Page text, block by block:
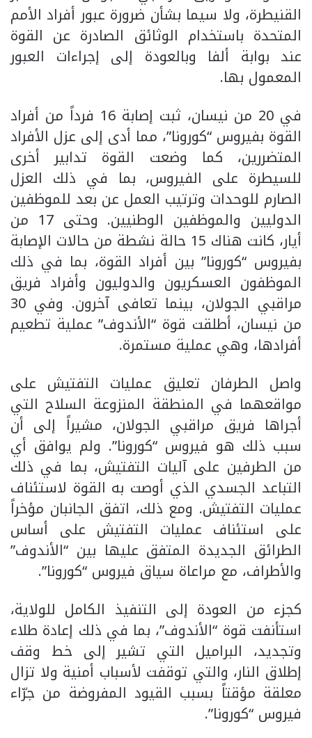
القنيطرة، ولا سيما بشأن ضرورة عبور أفراد الأمم
المتحدة باستخدام الوثائق الصادرة عن القوة
عند بوابة ألفا وبالعودة إلى إجراءات العبور
المعمول بها.
في 20 من نيسان، ثبت إصابة 16 فرداً من أفراد
القوة بفيروس “كورونا”، مما أدى إلى عزل الأفراد
المتضررين، كما وضعت القوة تدابير أخرى
للسيطرة على الفيروس، بما في ذلك العزل
الصارم للوحدات وترتيب العمل عن بعد للموظفين
الدوليين والموظفين الوطنيين. وحتى 17 من
أيار، كانت هناك 15 حالة نشطة من حالات الإصابة
بفيروس “كورونا” بين أفراد القوة، بما في ذلك
الموظفون العسكريون والدوليون وأفراد فريق
مراقبي الجولان، بينما تعافى آخرون. وفي 30
من نيسان، أطلقت قوة “الأندوف” عملية تطعيم
أفرادها، وهي عملية مستمرة.
واصل الطرفان تعليق عمليات التفتيش على
مواقعهما في المنطقة المنزوعة السلاح التي
أجراها فريق مراقبي الجولان، مشيراً إلى أن
سبب ذلك هو فيروس “كورونا”. ولم يوافق أي
من الطرفين على آليات التفتيش، بما في ذلك
التباعد الجسدي الذي أوصت به القوة لاستئناف
عمليات التفتيش. ومع ذلك، اتفق الجانبان مؤخراً
على استئناف عمليات التفتيش على أساس
الطرائق الجديدة المتفق عليها بين “الأندوف”
والأطراف، مع مراعاة سياق فيروس “كورونا”.
كجزء من العودة إلى التنفيذ الكامل للولاية،
استأنفت قوة “الأندوف”، بما في ذلك إعادة طلاء
وتجديد، البراميل التي تشير إلى خط وقف
إطلاق النار، والتي توقفت لأسباب أمنية ولا تزال
معلقة مؤقتاً بسبب القيود المفروضة من جرّاء
فيروس “كورونا”.